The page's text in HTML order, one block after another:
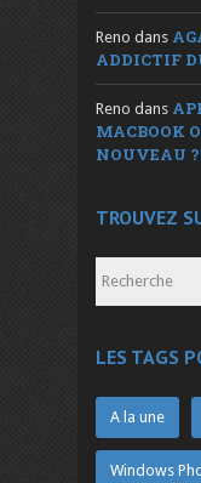
Reno dans
ADDICTIF
Reno dans
MACBOOK
NOUVEAU
TROUVEZ
LES TAGS
A la une
Windows